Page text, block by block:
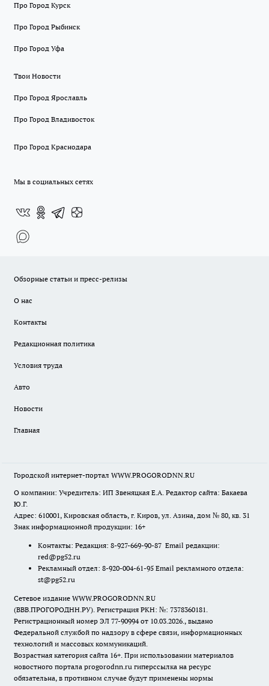
Про Город Курск
Про Город Рыбинск
Про Город Уфа
Твои Новости
Про Город Ярославль
Про Город Владивосток
Про Город Краснодара
Мы в социальных сетях
Обзорные статьи и пресс-релизы
О нас
Контакты
Редакционная политика
Условия труда
Авто
Новости
Главная
Городской интернет-портал WWW.PROGORODNN.RU
О компании: Учредитель: ИП Звеняцкая Е.А. Редактор сайта: Бакаева
Ю.Г.
Адрес: 610001, Кировская область, г. Киров, ул. Азина, дом № 80, кв. 31
Знак информационной продукции: 16+
Контакты: Редакция: 8-927-669-90-87 Email редакции:
red@pg52.ru
Рекламный отдел: 8-920-004-61-95 Email рекламного отдела:
st@pg52.ru
Сетевое издание WWW.PROGORODNN.RU
(ВВВ.ПРОГОРОДНН.РУ). Регистрация РКН: №: 7378360181.
Регистрационный номер ЭЛ 77-90994 от 10.03.2026., выдано
Федеральной службой по надзору в сфере связи, информационных
технологий и массовых коммуникаций.
Возрастная категория сайта 16+. При использовании материалов
новостного портала progorodnn.ru гиперссылка на ресурс
обязательна, в противном случае будут применены нормы